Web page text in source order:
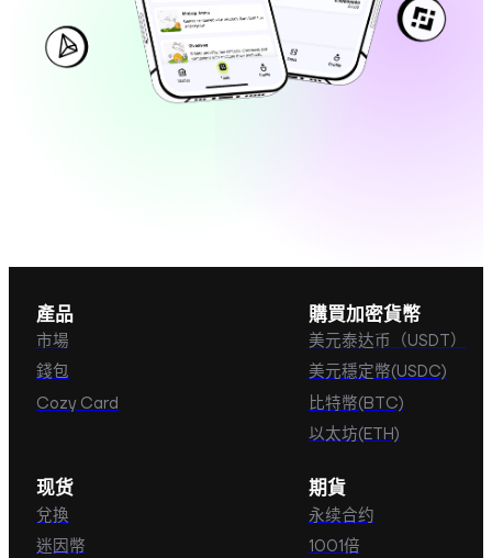
產品
市場
錢包
Cozy Card
購買加密貨幣
美元泰达币（USDT）
美元穩定幣(USDC)
比特幣(BTC)
以太坊(ETH)
现货
兌換
迷因幣
期貨
永续合约
1001倍